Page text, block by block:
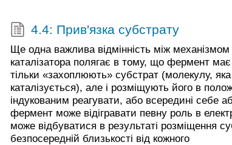
4.4: Прив'язка субстрату
Ще одна важлива відмінність між механізмом
каталізатора полягає в тому, що фермент має
тільки «захоплюють» субстрат (молекулу, яка
каталізується), але і розміщують його в
індукованим реагувати, або всередині себе
фермент може відігравати певну роль в
може відбуватися в результаті розміщення
безпосередній близькості від кожного